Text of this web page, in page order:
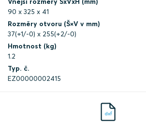
90 x 325 x 41
Rozměry otvoru (Š×V v mm)
37(+1/-0) x 255(+2/-0)
Hmotnost (kg)
1.2
Typ. č.
EZ00000002415
dxf